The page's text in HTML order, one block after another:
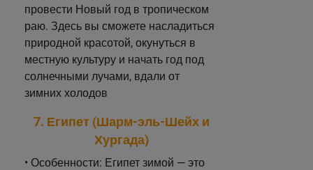
провести Новый год в тропическом
раю. Здесь вы сможете насладиться
природной красотой, окунуться в
местную культуру и начать год под
солнечными лучами, вдали от
зимних холодов
7. Египет (Шарм-эль-Шейх и
Хургада)
• Особенности: Египет зимой — это